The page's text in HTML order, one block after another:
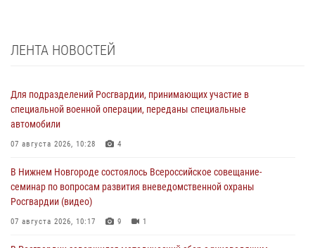
ЛЕНТА НОВОСТЕЙ
Для подразделений Росгвардии, принимающих участие в
специальной военной операции, переданы специальные
автомобили
07 августа 2026, 10:28 4
В Нижнем Новгороде состоялось Всероссийское совещание-
семинар по вопросам развития вневедомственной охраны
Росгвардии (видео)
07 августа 2026, 10:17 9 1